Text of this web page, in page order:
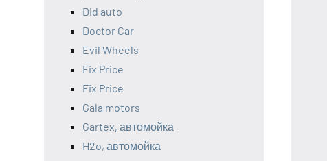
Did auto
Doctor Car
Evil Wheels
Fix Price
Fix Price
Gala motors
Gartex, автомойка
H2o, автомойка